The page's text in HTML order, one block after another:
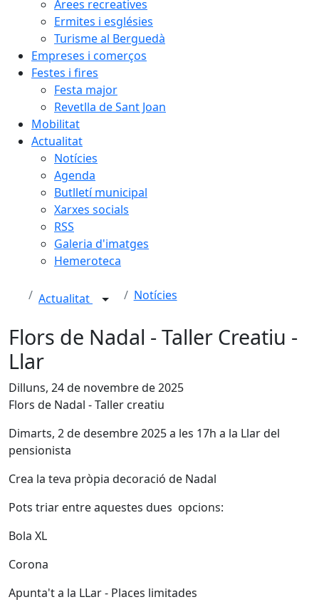
Àrees recreatives
Ermites i esglésies
Turisme al Berguedà
Empreses i comerços
Festes i fires
Festa major
Revetlla de Sant Joan
Mobilitat
Actualitat
Notícies
Agenda
Butlletí municipal
Xarxes socials
RSS
Galeria d'imatges
Hemeroteca
Actualitat Notícies
Flors de Nadal - Taller Creatiu -
Llar
Dilluns, 24 de novembre de 2025
Flors de Nadal - Taller creatiu
Dimarts, 2 de desembre 2025 a les 17h a la Llar del
pensionista
Crea la teva pròpia decoració de Nadal
Pots triar entre aquestes dues opcions:
Bola XL
Corona
Apunta't a la LLar - Places limitades